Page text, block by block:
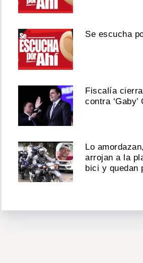
Se escucha
Fiscalía
contra ‘Gaby’
Lo
arrojan a la
bici y quedan